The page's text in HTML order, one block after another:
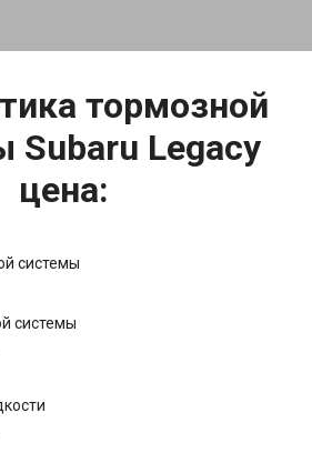
тормозной
Subaru Legacy
цена:
системы
системы